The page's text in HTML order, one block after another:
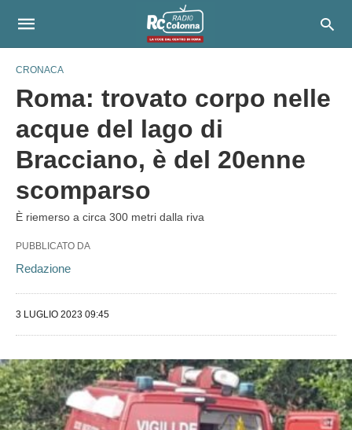
CRONACA
Roma: trovato corpo nelle
acque del lago di
Bracciano, è del 20enne
scomparso
È riemerso a circa 300 metri dalla riva
PUBBLICATO DA
Redazione
3 LUGLIO 2023 09:45